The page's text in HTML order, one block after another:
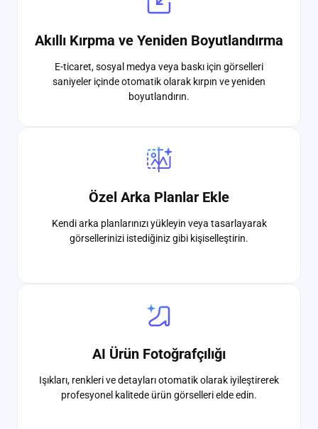
Akıllı Kırpma ve Yeniden Boyutlandırma
E-ticaret, sosyal medya veya baskı için görselleri
saniyeler içinde otomatik olarak kırpın ve yeniden
boyutlandırın.
Özel Arka Planlar Ekle
Kendi arka planlarınızı yükleyin veya tasarlayarak
görsellerinizi istediğiniz gibi kişiselleştirin.
AI Ürün Fotoğrafçılığı
Işıkları, renkleri ve detayları otomatik olarak iyileştirerek
profesyonel kalitede ürün görselleri elde edin.